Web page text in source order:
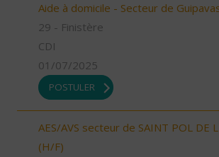
Aide à domicile - Secteur de
29 - Finistère
CDI
01/07/2025
POSTULER
AES/AVS secteur de SAINT POL DE
(H/F)